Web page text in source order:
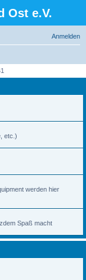
Ost e.V.
Anmelden
etc.)
werden hier
Spaß macht